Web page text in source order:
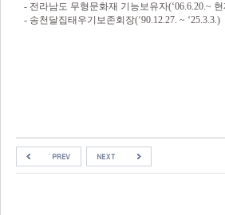
- 전라남도 무형문화재 기능보유자(‘06.6.20.~
- 송천달집태우기보존회장(‘90.12.27. ~ ‘25.3.3.)